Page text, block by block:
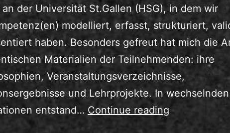
der Universität St.Gallen (HSG), in dem wir
modelliert, erfasst, strukturiert,
haben. Besonders gefreut hat mich die
Materialien der Teilnehmenden: ihre
Veranstaltungsverzeichnisse,
und Lehrprojekte. In
entstand… Continue reading
durch